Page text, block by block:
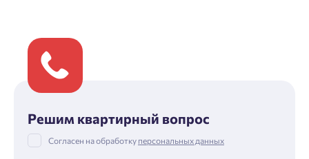
Решим квартирный вопрос
Согласен на обработку персональных данных